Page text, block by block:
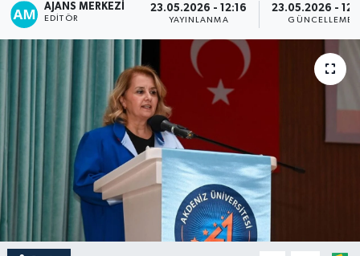
AJANS MERKEZI
EDITÖR
23.05.2026 - 12:16
YAYINLANMA
23.05.2026 -
GÜNCELLEME